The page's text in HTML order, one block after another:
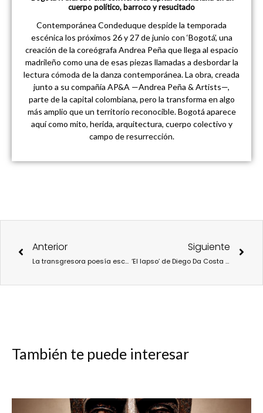
cuerpo político, barroco y resucitado
Contemporánea Condeduque despide la temporada
escénica los próximos 26 y 27 de junio con ‘Bogotá’, una
creación de la coreógrafa Andrea Peña que llega al espacio
madrileño como una de esas piezas llamadas a desbordar la
lectura cómoda de la danza contemporánea. La obra, creada
junto a su compañía AP&A —Andrea Peña & Artists—,
parte de la capital colombiana, pero la transforma en algo
más amplio que un territorio reconocible. Bogotá aparece
aquí como mito, herida, arquitectura, cuerpo colectivo y
campo de resurrección.
Anterior
La transgresora poesía escénica de Angelica Lidell vuelve a Madrid con Dämon. El funeral de Bergman
Siguiente
‘El lapso’ de Diego Da Costa sube a las tablas del teatro Lara
También te puede interesar